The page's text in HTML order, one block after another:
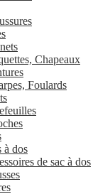
Chapeaux
Foulards
à dos
de sac à dos